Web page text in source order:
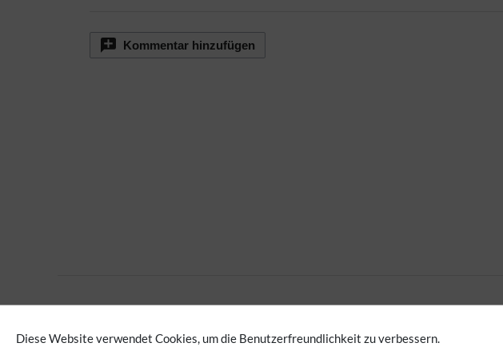
Diese Website verwendet Cookies, um die Benutzerfreundlichkeit zu verbessern.
Kommentar hinzufügen
Keine Kategorien vergeben